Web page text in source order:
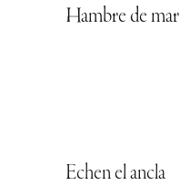
Hambre de mar
Echen el ancla